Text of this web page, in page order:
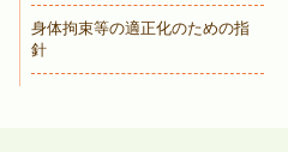
身体拘束等の適正化のための指
針